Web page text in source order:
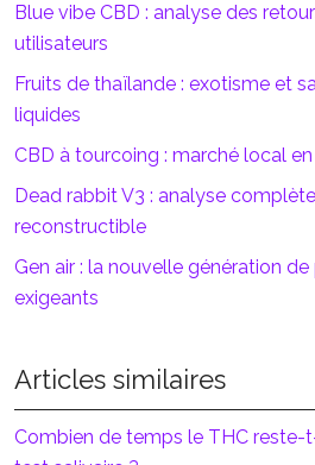
Blue vibe CBD : analyse des
utilisateurs
Fruits de thaïlande : exotisme et
liquides
CBD à tourcoing : marché local
Dead rabbit V3 : analyse
reconstructible
Gen air : la nouvelle génération
exigeants
Articles similaires
Combien de temps le THC